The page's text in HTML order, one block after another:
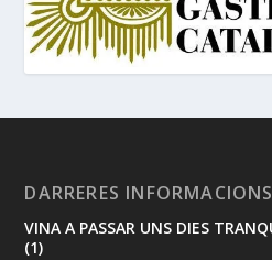
DARRERES
VINA A PASSAR UNS DIES
(1)